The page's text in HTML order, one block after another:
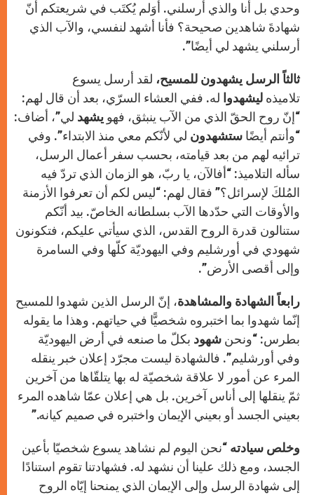
وحدي بل أنا والذي أرسلني. أوَلم يُكتَب في شريعتكم أنّ
شهادةَ شاهدين صحيحة؟ فأنا أشهد لنفسي، والآب الذي
أرسلني يشهد لي أيضًا”.
ثالثاً الرسل يشهدون للمسيح، لقد أرسل يسوع
تلاميذه ليشهدوا له. ففي العشاء السرّي، بعد أن قال لهم:
“إنّ روح الحقّ الذي من الآب ينبثق، فهو يشهد لي”، أضاف:
“وأنتم أيضًا ستشهدون لي لأنّكم معي منذ الابتداء”. وفي
ترائيه لهم من بعد قيامته، بحسب سفر أعمال الرسل،
سأله التلاميذ: “أفالآن، يا ربّ، هو الزمان الذي تردّ فيه
المُلكَ لإسرائل؟” فقال لهم: “ليس لكم أن تعرفوا الأزمنة
والأوقات التي حدّدها الآب بسلطانه الخاصّ. بيد أنّكم
ستنالون قدرة الروح القدس، الذي سيأتي عليكم، فتكونون
شهودي في أورشليم وفي اليهوديّة كلّها وفي السامرة
وإلى أقصى الأرض”.
رابعاً الشهادة والمشاهدة، إنّ الرسل الذين شهدوا للمسيح
إنّما شهدوا بما اختبروه شخصيًّا في حياتهم. وهذا ما يقوله
بطرس: “ونحن شهود بكلّ ما صنعه في أرض اليهوديّة
وفي أورشليم”. فالشهادة ليست مجرّد إعلان خبر ينقله
المرء عن أمور لا علاقة شخصيّة له بها يتلقّاها من آخرين
ثمّ ينقلها إلى أناس آخرين. بل هي إعلان عمّا شاهده المرء
بعيني الجسد أو بعيني الإيمان واختبره في صميم كيانه.”
وخلص سيادته “نحن اليوم لم نشاهد يسوع شخصيّا بأعين
الجسد، ومع ذلك علينا أن نشهد له. فشهادتنا تقوم استنادًا
إلى شهادة الرسل وإلى الإيمان الذي يمنحنا إيّاه الروح